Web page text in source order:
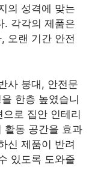
의 성격에 맞는
. 각각의 제품은
오랜 기간 안전
사 붕대, 안전문
한층 높였습니
로 집안 인테리
활동 공간을 효과
신 제품이 반려
있도록 도와줄